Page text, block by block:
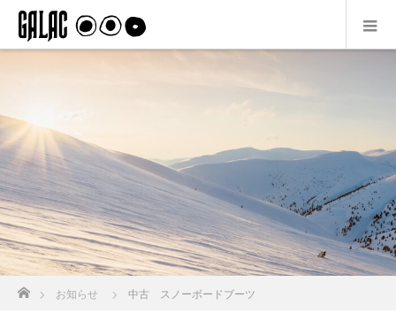
ホーム
お知らせ 中古 スノーボードブーツ